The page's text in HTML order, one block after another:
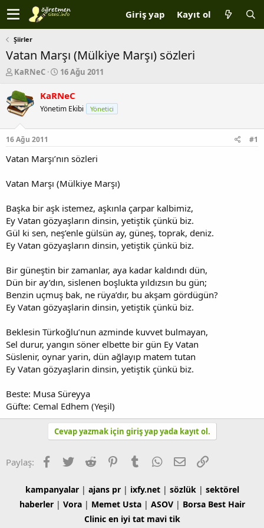
Giriş yap Kayıt ol
Şiirler
Vatan Marşı (Mülkiye Marşı) sözleri
K
n
b
u
u
b
a
a
a
n
KaRNeC
B
ş
a
ç
r
h
i
16 Ağu 2011
KaRNeC
Yönetim Ekibi Yönetici
16 Ağu 2011 #1
Vatan Marşı’nın sözleri
Vatan Marşı (Mülkiye Marşı)
Başka bir aşk istemez, aşkınla çarpar kalbimiz,
Ey Vatan gözyaşların dinsin, yetiştik çünkü biz.
Gül ki sen, neş’enle gülsün ay, güneş, toprak, deniz.
Ey Vatan gözyaşların dinsin, yetiştik çünkü biz.
Bir güneştin bir zamanlar, aya kadar kaldındı dün,
Dün bir ay’dın, sislenen boşlukta yıldızsın bu gün;
Benzin uçmuş bak, ne rüya’dır, bu akşam gördügün?
Ey Vatan gözyaşlarin dinsin, yetiştik çünkü biz.
Beklesin Türkoğlu’nun azminde kuvvet bulmayan,
Sel durur, yangın söner elbette bir gün Ey Vatan
Süslenir, oynar yarin, dün ağlayıp matem tutan
Ey Vatan gözyaşlarin dinsin, yetiştik çünkü biz.
Beste: Musa Süreyya
Güfte: Cemal Edhem (Yeşil)
Cevap yazmak için giriş yap yada kayıt ol.
Paylaş: Facebook
TwitterReddit PinterestTumblrWhatsApp
E-postaLink
kampanyalar| ajans pr| ixfy.net| sözlük| sektörel
haberler| Vora| Memet Usta| ASOV| Borsa Best Hair
Clinic en iyi tat mavi tik